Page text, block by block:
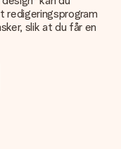
redigeringsprogram
slik at du får en